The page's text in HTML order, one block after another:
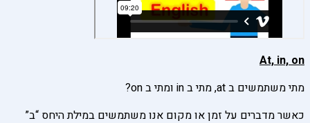
At, in, on
מתי משתמשים ב at, מתי ב in ומתי ב on?
כאשר מדברים על זמן או מקום אנו משתמשים במילת היחס “ב”